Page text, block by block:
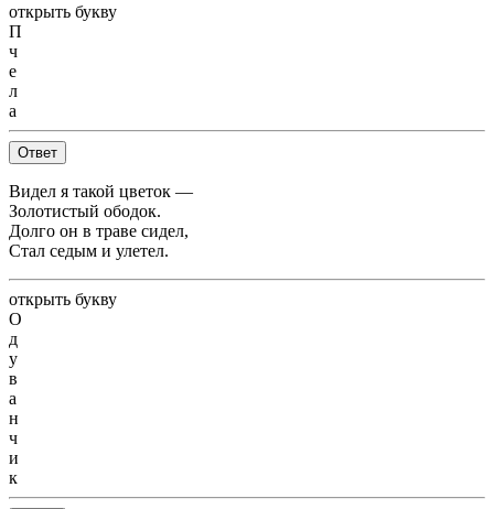
открыть букву
П
ч
е
л
а
Ответ
Видел я такой цветок —
Золотистый ободок.
Долго он в траве сидел,
Стал седым и улетел.
открыть букву
О
д
у
в
а
н
ч
и
к